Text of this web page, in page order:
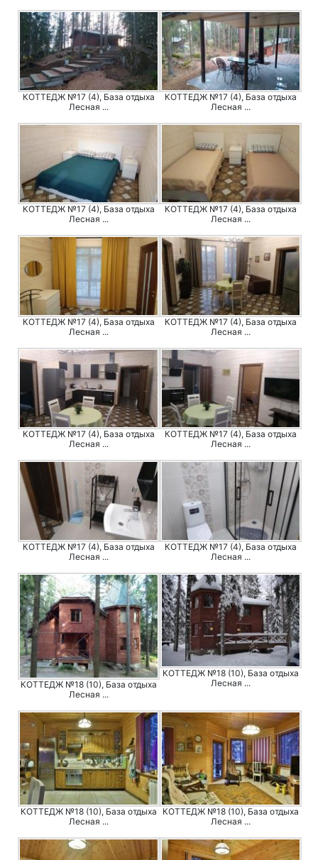
КОТТЕДЖ №17 (4), База отдыха
Лесная ...
КОТТЕДЖ №17 (4), База отдыха
Лесная ...
КОТТЕДЖ №17 (4), База отдыха
Лесная ...
КОТТЕДЖ №17 (4), База отдыха
Лесная ...
КОТТЕДЖ №17 (4), База отдыха
Лесная ...
КОТТЕДЖ №17 (4), База отдыха
Лесная ...
КОТТЕДЖ №17 (4), База отдыха
Лесная ...
КОТТЕДЖ №17 (4), База отдыха
Лесная ...
КОТТЕДЖ №17 (4), База отдыха
Лесная ...
КОТТЕДЖ №17 (4), База отдыха
Лесная ...
КОТТЕДЖ №18 (10), База отдыха
Лесная ...
КОТТЕДЖ №18 (10), База отдыха
Лесная ...
КОТТЕДЖ №18 (10), База отдыха
Лесная ...
КОТТЕДЖ №18 (10), База отдыха
Лесная ...